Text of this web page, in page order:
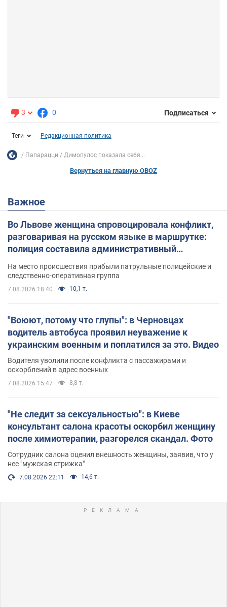
3 0 Подписаться
Теги Редакционная политика
Папарацци Димопулос показала себя...
Вернуться на главную OBOZ
Важное
Во Львове женщина спровоцировала конфликт,
разговаривая на русском языке в маршрутке:
полиция составила административный
протокол. Видео
На место происшествия прибыли патрульные полицейские и
следственно-оперативная группа
7.08.2026 18:40 10,1 т.
"Воюют, потому что глупы": в Черновцах
водитель автобуса проявил неуважение к
украинским военным и поплатился за это. Видео
Водителя уволили после конфликта с пассажирами и
оскорблений в адрес военных
7.08.2026 15:47 8,8 т.
"Не следит за сексуальностью": в Киеве
консультант салона красоты оскорбил женщину
после химиотерапии, разгорелся скандал. Фото
Сотрудник салона оценил внешность женщины, заявив, что у
нее "мужская стрижка"
7.08.2026 22:11 14,6 т.